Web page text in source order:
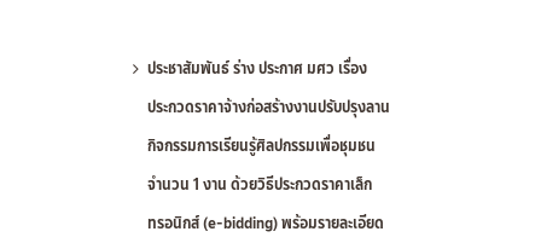
ประชาสัมพันธ์ ร่าง ประกาศ มศว เรื่อง
ประกวดราคาจ้างก่อสร้างงานปรับปรุงลาน
กิจกรรมการเรียนรู้ศิลปกรรมเพื่อชุมชน
จำนวน 1 งาน ด้วยวิธีประกวดราคาเล็ก
ทรอนิกส์ (e-bidding) พร้อมรายละเอียด